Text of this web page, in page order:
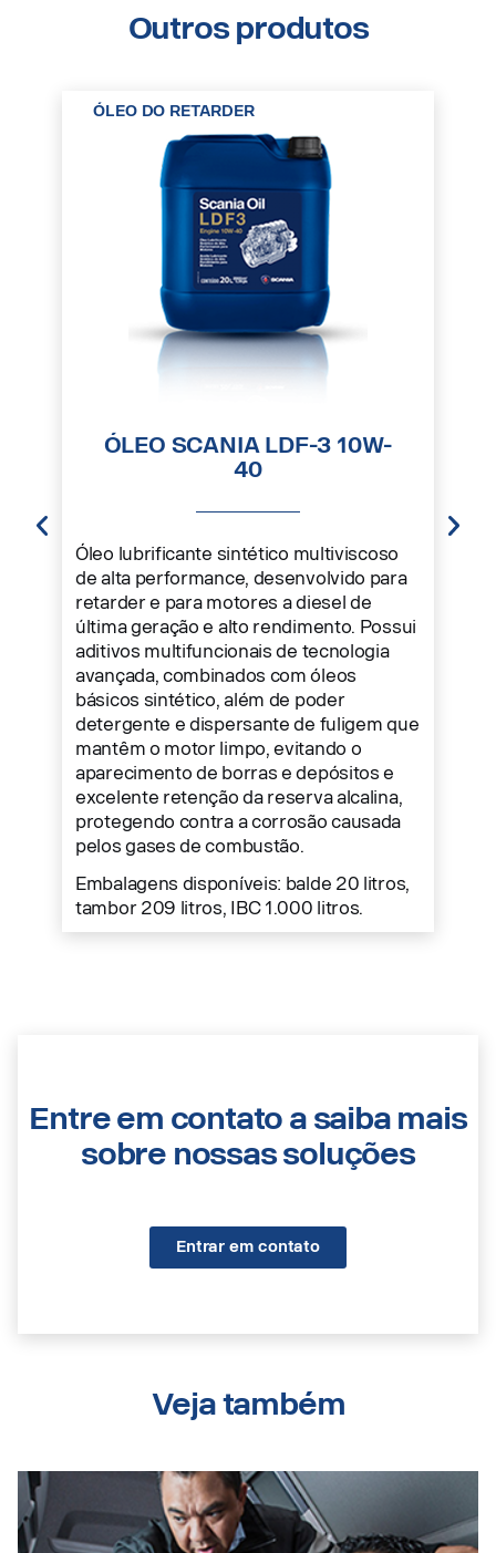
Outros produtos
ÓLEO DO RETARDER
ÓLEO SCANIA LDF-3 10W-
40
Óleo lubrificante sintético multiviscoso
de alta performance, desenvolvido para
retarder e para motores a diesel de
última geração e alto rendimento. Possui
aditivos multifuncionais de tecnologia
avançada, combinados com óleos
básicos sintético, além de poder
detergente e dispersante de fuligem que
mantêm o motor limpo, evitando o
aparecimento de borras e depósitos e
excelente retenção da reserva alcalina,
protegendo contra a corrosão causada
pelos gases de combustão.
Embalagens disponíveis: balde 20 litros,
tambor 209 litros, IBC 1.000 litros.
Entre em contato a saiba mais
sobre nossas soluções
Entrar em contato
Veja também